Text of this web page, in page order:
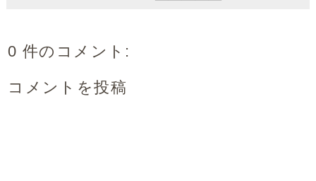
0 件のコメント:
コメントを投稿